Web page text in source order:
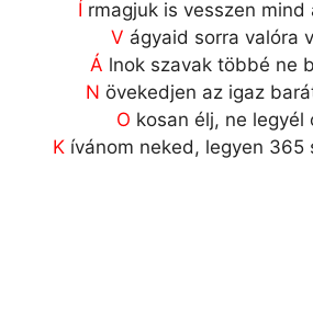
Í rmagjuk is vesszen mind
V ágyaid sorra valóra
Á lnok szavak többé ne
N övekedjen az igaz
O kosan élj, ne legyél
Kívánom neked, legyen 365